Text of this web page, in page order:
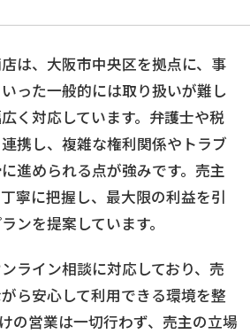
は、大阪市中央区を拠点に、事
った一般的には取り扱いが難し
く対応しています。弁護士や税
携し、複雑な権利関係やトラブ
進められる点が強みです。売主
寧に把握し、最大限の利益を引
ンを提案しています。
ライン相談に対応しており、売
ら安心して利用できる環境を整
の営業は一切行わず、売主の立場